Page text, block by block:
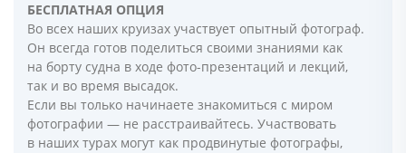
БЕСПЛАТНАЯ ОПЦИЯ
Во всех наших круизах участвует опытный фотограф.
Он всегда готов поделиться своими знаниями как
на борту судна в ходе фото-презентаций и лекций,
так и во время высадок.
Если вы только начинаете знакомиться с миром
фотографии — не расстраивайтесь. Участвовать
в наших турах могут как продвинутые фотографы,